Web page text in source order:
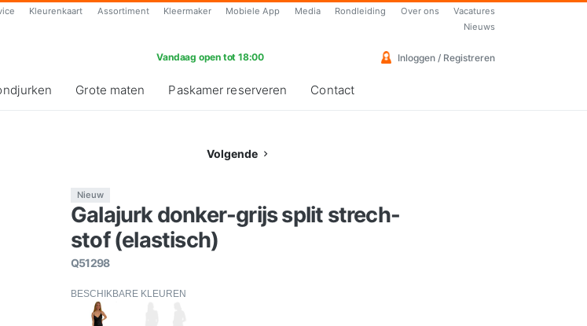
Kleurenkaart Assortiment Kleermaker Mobiele App Media Rondleiding Over ons
Vacatures
Nieuws
Vandaag open tot 18:00 Inloggen / Registreren
Grote maten Paskamer reserveren Contact
Volgende
Nieuw
Galajurk donker-grijs split strech-
stof (elastisch)
Q51298
BESCHIKBARE KLEUREN